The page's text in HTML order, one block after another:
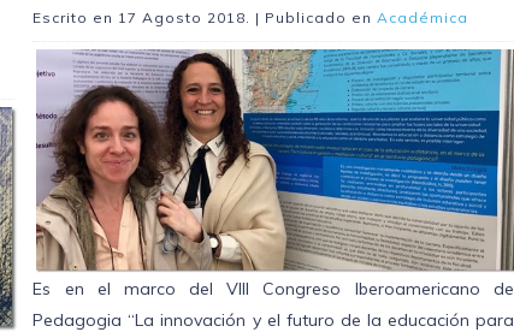
Escrito en 17 Agosto 2018. | Publicado enAcadémica
Es en el marco del VIII Congreso Iberoamericano de
Pedagogia “La innovación y el futuro de la educación para